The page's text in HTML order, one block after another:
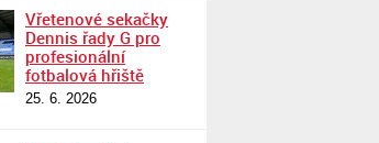
Vřetenové sekačky
Dennis řady G pro
profesionální
fotbalová hřiště
25. 6. 2026